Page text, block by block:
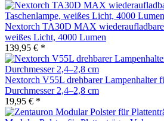
Nextorch TA30D MAX wiederaufladbare
weißes Licht, 4000 Lumen
139,95 € *
Nextorch V55L drehbarer Lampenhalter
Durchmesser 2,4–2,8 cm
19,95 € *